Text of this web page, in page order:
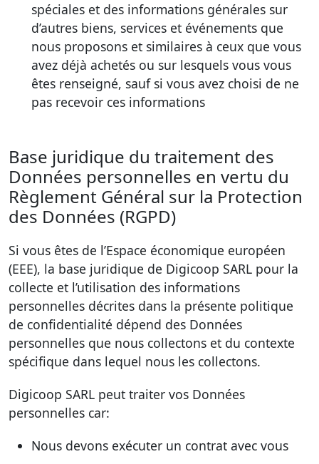
spéciales et des informations générales sur
d’autres biens, services et événements que
nous proposons et similaires à ceux que vous
avez déjà achetés ou sur lesquels vous vous
êtes renseigné, sauf si vous avez choisi de ne
pas recevoir ces informations
Base juridique du traitement des
Données personnelles en vertu du
Règlement Général sur la Protection
des Données (RGPD)
Si vous êtes de l’Espace économique européen
(EEE), la base juridique de Digicoop SARL pour la
collecte et l’utilisation des informations
personnelles décrites dans la présente politique
de confidentialité dépend des Données
personnelles que nous collectons et du contexte
spécifique dans lequel nous les collectons.
Digicoop SARL peut traiter vos Données
personnelles car:
Nous devons exécuter un contrat avec vous